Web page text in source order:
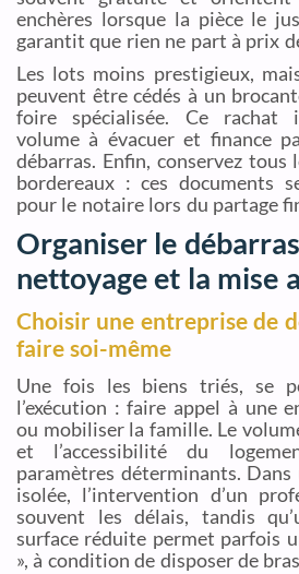
enchères lorsque la pièce le
garantit que rien ne part à prix
Les lots moins prestigieux,
peuvent être cédés à un
foire spécialisée. Ce rachat
volume à évacuer et finance
débarras. Enfin, conservez tous
bordereaux : ces documents
pour le notaire lors du partage
Organiser le
nettoyage et la mise
Choisir une entreprise de
faire soi-même
Une fois les biens triés, se
l’exécution : faire appel à une
ou mobiliser la famille. Le
et l’accessibilité du
paramètres déterminants.
isolée, l’intervention d’un
souvent les délais, tandis
surface réduite permet parfois
», à condition de disposer de